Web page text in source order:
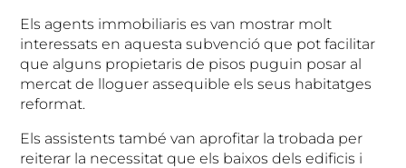
Els agents immobiliaris es van mostrar molt
interessats en aquesta subvenció que pot facilitar
que alguns propietaris de pisos puguin posar al
mercat de lloguer assequible els seus habitatges
reformat.
Els assistents també van aprofitar la trobada per
reiterar la necessitat que els baixos dels edificis i